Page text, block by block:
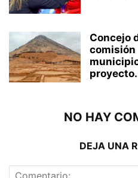
Concejo
comisión
NO HAY
DEJA UNA